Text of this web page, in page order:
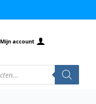
Mijn account